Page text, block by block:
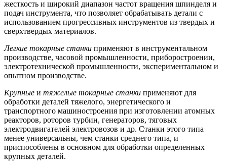
жесткость и широкий диапазон частот вращения шпинделя и
подач инструмента, что позволяет обрабатывать детали с
использованием прогрессивных инструментов из твердых и
сверхтвердых материалов.
Легкие токарные станки применяют в инструментальном
производстве, часовой промышленности, приборостроении,
электротехнической промышленности, экспериментальном и
опытном производстве.
Крупные и тяжелые токарные станки применяют для
обработки деталей тяжелого, энергетического и
транспортного машиностроения при изготовлении атомных
реакторов, роторов турбин, генераторов, тяговых
электродвигателей электровозов и др. Станки этого типа
менее универсальны, чем станки среднего типа, и
приспособлены в основном для обработки определенных
крупных деталей.